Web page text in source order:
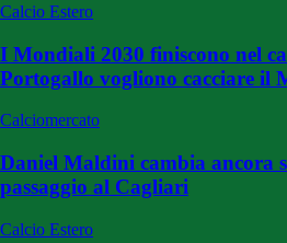
Calcio Estero
I Mondiali 2030 finiscono nel
Portogallo vogliono cacciare il
Calciomercato
Daniel Maldini cambia ancora
passaggio al Cagliari
Calcio Estero